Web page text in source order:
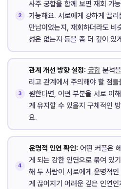
사주 궁합을 함께 보면 재회 가
가능해요. 서로에게 강하게 끌
만남이었는지, 재회하더라도 비
성은 없는지 등을 좀 더 깊이 있
관계 개선 방향 설정: 궁합분석
리고 관계에서 주의해야 할 점
원한다면, 어떤 부분을 서로 이
게 유지할 수 있을지 구체적인
요.
운명적 인연 확인: 어떤 커플은
게 되는 강한 인연으로 묶여 있
해 두 사람이 서로에게 운명적
게 끊어지기 어려운 깊은 인연